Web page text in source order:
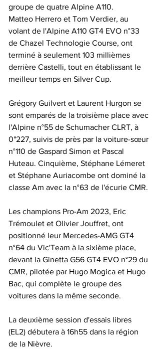
groupe de quatre Alpine A110.
Matteo Herrero et Tom Verdier, au
volant de l'Alpine A110 GT4 EVO n°33
de Chazel Technologie Course, ont
terminé à seulement 103 millièmes
derrière Castelli, tout en établissant le
meilleur temps en Silver Cup.
Grégory Guilvert et Laurent Hurgon se
sont emparés de la troisième place avec
l'Alpine n°55 de Schumacher CLRT, à
0"227, suivis de près par la voiture-sœur
n°110 de Gaspard Simon et Pascal
Huteau. Cinquième, Stéphane Lémeret
et Stéphane Auriacombe ont dominé la
classe Am avec la n°63 de l'écurie CMR.
Les champions Pro-Am 2023, Eric
Trémoulet et Olivier Jouffret, ont
positionné leur Mercedes-AMG GT4
n°64 du Vic'Team à la sixième place,
devant la Ginetta G56 GT4 EVO n°29 du
CMR, pilotée par Hugo Mogica et Hugo
Bac, qui complète le groupe des
voitures dans la même seconde.
La deuxième session d'essais libres
(EL2) débutera à 16h55 dans la région
de la Nièvre.